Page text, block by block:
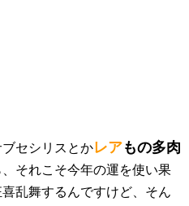
セシリスとかレアもの多肉
それこそ今年の運を使い果
乱舞するんですけど、そん